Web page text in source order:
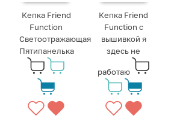
Кепка Friend
Function
Светоотражающая
Пятипанелька
Кепка Friend
Function с
вышивкой я
здесь не
работаю